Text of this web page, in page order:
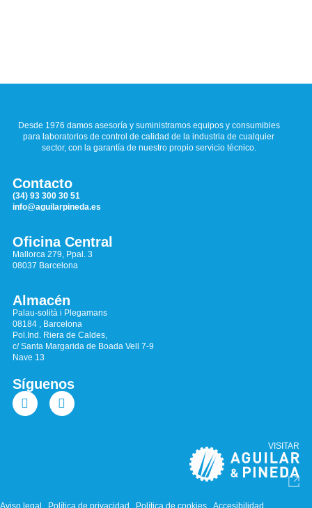
Desde 1976 damos asesoría y suministramos equipos y consumibles
para laboratorios de control de calidad de la industria de cualquier
sector, con la garantía de nuestro propio servicio técnico.
Contacto
(34) 93 300 30 51
info@aguilarpineda.es
Oficina Central
Mallorca 279, Ppal. 3
08037 Barcelona
Almacén
Palau-solità i Plegamans
08184 , Barcelona
Pol.Ind. Riera de Caldes,
c/ Santa Margarida de Boada Vell 7-9
Nave 13
Síguenos
VISITAR
Aviso legal Política de privacidad Política de cookies Accesibilidad